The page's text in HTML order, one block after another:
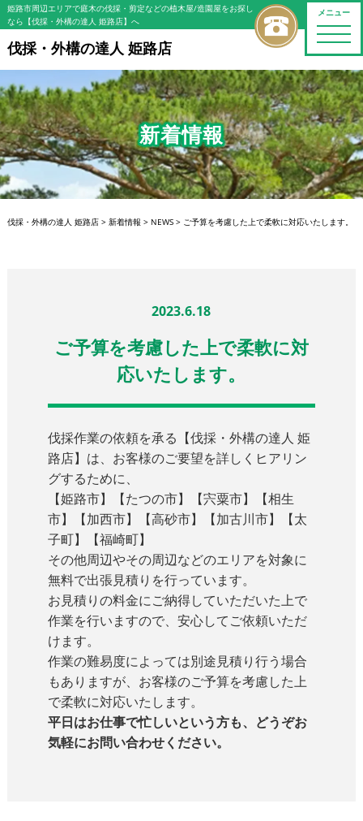
メニュー
toggle
姫路市周辺エリアで庭木の伐採・剪定などの植木屋/造園屋をお探し
なら【伐採・外構の達人 姫路店】へ
伐採・外構の達人 姫路店
新着情報
伐採・外構の達人 姫路店> 新着情報 > NEWS> ご予算を考慮した上で柔軟に対応いたします。
2023.6.18
ご予算を考慮した上で柔軟に対
応いたします。
伐採作業の依頼を承る【伐採・外構の達人 姫
路店】は、お客様のご要望を詳しくヒアリン
グするために、
【姫路市】【たつの市】【宍粟市】【相生
市】【加西市】【高砂市】【加古川市】【太
子町】【福崎町】
その他周辺やその周辺などのエリアを対象に
無料で出張見積りを行っています。
お見積りの料金にご納得していただいた上で
作業を行いますので、安心してご依頼いただ
けます。
作業の難易度によっては別途見積り行う場合
もありますが、お客様のご予算を考慮した上
で柔軟に対応いたします。
平日はお仕事で忙しいという方も、どうぞお
気軽にお問い合わせください。